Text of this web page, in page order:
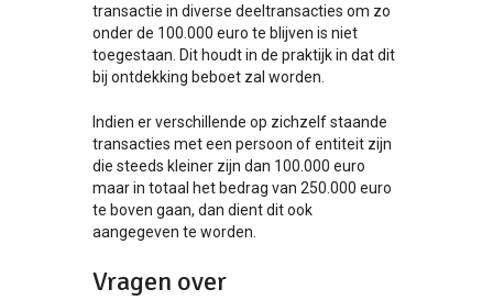
transactie in diverse deeltransacties om zo
onder de 100.000 euro te blijven is niet
toegestaan. Dit houdt in de praktijk in dat dit
bij ontdekking beboet zal worden.
Indien er verschillende op zichzelf staande
transacties met een persoon of entiteit zijn
die steeds kleiner zijn dan 100.000 euro
maar in totaal het bedrag van 250.000 euro
te boven gaan, dan dient dit ook
aangegeven te worden.
Vragen over